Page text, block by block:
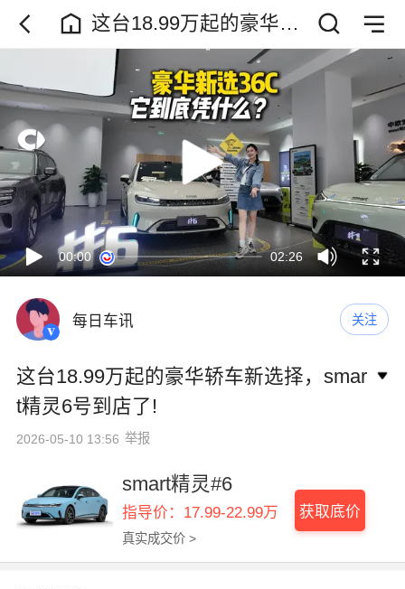
这台18.99万起的豪华轿
车新选择，smart精灵6
号到店了!
00:00 02:26
每日车讯 关注
这台18.99万起的豪华轿车新选择，smar
t精灵6号到店了!
2026-05-10 13:56 举报
smart精灵#6
指导价：17.99-22.99万
真实成交价 >
获取底价